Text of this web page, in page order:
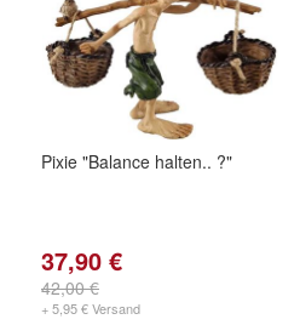
Pixie "Balance halten.. ?"
37,90 €
42,00 €
+ 5,95 € Versand